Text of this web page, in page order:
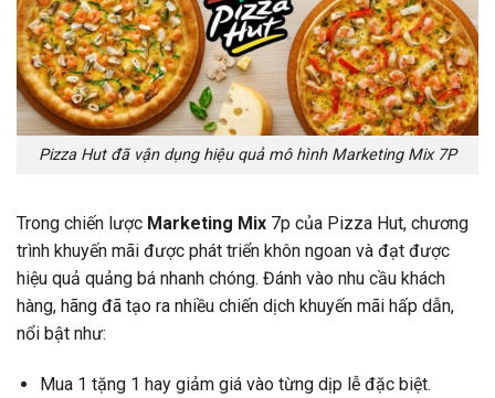
Pizza Hut đã vận dụng hiệu quả mô hình Marketing Mix 7P
Trong chiến lược Marketing Mix 7p của Pizza Hut, chương
trình khuyến mãi được phát triển khôn ngoan và đạt được
hiệu quả quảng bá nhanh chóng. Đánh vào nhu cầu khách
hàng, hãng đã tạo ra nhiều chiến dịch khuyến mãi hấp dẫn,
nổi bật như:
Mua 1 tặng 1 hay giảm giá vào từng dịp lễ đặc biệt.